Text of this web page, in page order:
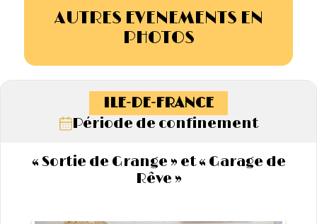
AUTRES EVENEMENTS EN
PHOTOS
ILE-DE-FRANCE
Période de confinement
« Sortie de Grange » et « Garage de
Rêve »